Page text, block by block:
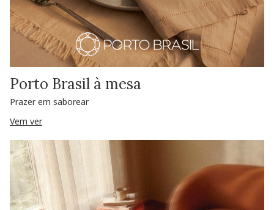
Porto Brasil à mesa
Prazer em saborear
Vem ver